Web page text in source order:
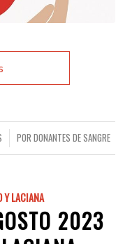
POR DONANTES DE SANGRE
Y LACIANA
2023